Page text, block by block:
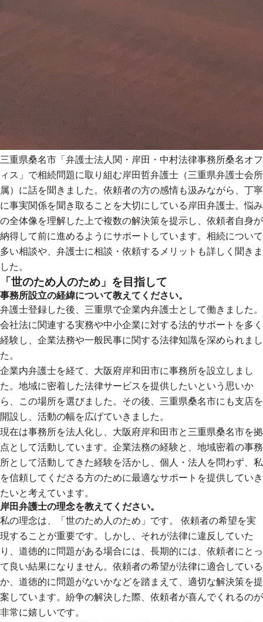
三重県桑名市「弁護士法人関・岸田・中村法律事務所桑名オフ
ィス」で相続問題に取り組む岸田哲弁護士（三重県弁護士会所
属）に話を聞きました。依頼者の方の感情も汲みながら、丁寧
に事実関係を聞き取ることを大切にしている岸田弁護士。悩み
の全体像を理解した上で複数の解決策を提示し、依頼者自身が
納得して前に進めるようにサポートしています。相続について
多い相談や、弁護士に相談・依頼するメリットも詳しく聞きま
した。
「世のため人のため」を目指して
事務所設立の経緯について教えてください。
弁護士登録した後、三重県で企業内弁護士として働きました。
会社法に関連する実務や中小企業に対する法的サポートを多く
経験し、企業法務や一般民事に関する法律知識を深められまし
た。
企業内弁護士を経て、大阪府岸和田市に事務所を設立しまし
た。地域に密着した法律サービスを提供したいという思いか
ら、この場所を選びました。その後、三重県桑名市にも支店を
開設し、活動の幅を広げていきました。
現在は事務所を法人化し、大阪府岸和田市と三重県桑名市を拠
点として活動しています。企業法務の経験と、地域密着の事務
所として活動してきた経験を活かし、個人・法人を問わず、私
を信頼してくださる方のために最適なサポートを提供していき
たいと考えています。
岸田弁護士の理念を教えてください。
私の理念は、「世のため人のため」です。 依頼者の希望を実
現することが重要です。しかし、それが法律に違反していた
り、道徳的に問題がある場合には、長期的には、依頼者にとっ
て良い結果になりません。依頼者の希望が法律に適合している
か、道徳的に問題がないかなどを踏まえて、適切な解決策を提
案しています。紛争の解決した際、依頼者が喜んでくれるのが
非常に嬉しいです。